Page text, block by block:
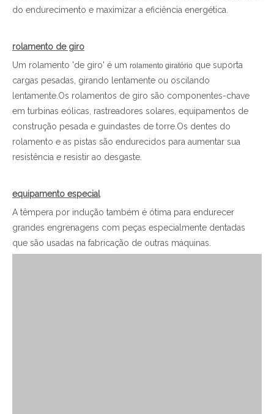
do endurecimento e maximizar a eficiência energética.
rolamento de giro
Um rolamento 'de giro' é um rolamento giratório que suporta
cargas pesadas, girando lentamente ou oscilando
lentamente.Os rolamentos de giro são componentes-chave
em turbinas eólicas, rastreadores solares, equipamentos de
construção pesada e guindastes de torre.Os dentes do
rolamento e as pistas são endurecidos para aumentar sua
resistência e resistir ao desgaste.
equipamento especial
A têmpera por indução também é ótima para endurecer
grandes engrenagens com peças especialmente dentadas
que são usadas na fabricação de outras máquinas.